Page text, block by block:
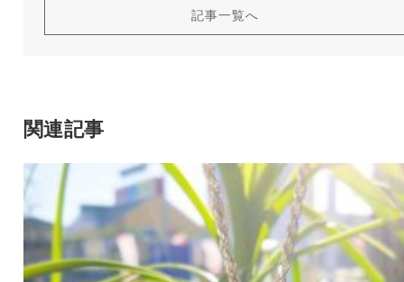
記事一覧へ
関連記事